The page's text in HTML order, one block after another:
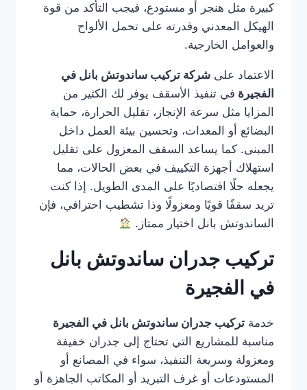
كبيرة مثل هنجر أو مستودع، فيجب التأكد من قوة
الهيكل المعدني وقدرته على تحمل الألواح
والعوامل الخارجية.
الاعتماد على شركة تركيب ساندوتش بانل في
الفجيرة في تنفيذ الأسقف يوفر لك الكثير من
المزايا مثل سرعة الإنجاز، تقليل الحرارة، حماية
البضائع أو المعدات، وتحسين بيئة العمل داخل
المبنى. كما يساعد السقف المعزول على تقليل
استهلاك أجهزة التكييف في بعض الحالات، مما
يجعله حلًا اقتصاديًا على المدى الطويل. إذا كنت
تريد سقفًا قويًا ومعزولًا وذا تشطيب احترافي، فإن
الساندوتش بانل اختيار ممتاز.
تركيب جدران ساندوتش بانل
في الفجيرة
خدمة تركيب جدران ساندوتش بانل في الفجيرة
مناسبة للمشاريع التي تحتاج إلى جدران خفيفة
ومعزولة وسريعة التنفيذ، سواء في المصانع أو
المستودعات أو غرف التبريد أو المكاتب الجاهزة أو